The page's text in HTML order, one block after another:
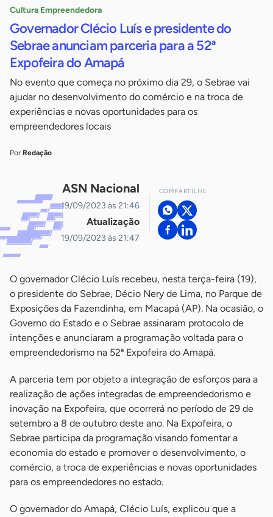
Cultura Empreendedora
Governador Clécio Luís e presidente do
Sebrae anunciam parceria para a 52ª
Expofeira do Amapá
No evento que começa no próximo dia 29, o Sebrae vai
ajudar no desenvolvimento do comércio e na troca de
experiências e novas oportunidades para os
empreendedores locais
Por Redação
ASN Nacional
19/09/2023 às 21:46
Atualização
19/09/2023 às 21:47
COMPARTILHE
O governador Clécio Luís recebeu, nesta terça-feira (19),
o presidente do Sebrae, Décio Nery de Lima, no Parque de
Exposições da Fazendinha, em Macapá (AP). Na ocasião, o
Governo do Estado e o Sebrae assinaram protocolo de
intenções e anunciaram a programação voltada para o
empreendedorismo na 52ª Expofeira do Amapá.
A parceria tem por objeto a integração de esforços para a
realização de ações integradas de empreendedorismo e
inovação na Expofeira, que ocorrerá no período de 29 de
setembro a 8 de outubro deste ano. Na Expofeira, o
Sebrae participa da programação visando fomentar a
economia do estado e promover o desenvolvimento, o
comércio, a troca de experiências e novas oportunidades
para os empreendedores no estado.
O governador do Amapá, Clécio Luís, explicou que a